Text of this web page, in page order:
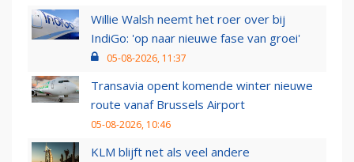
Willie Walsh neemt het roer over bij
IndiGo: 'op naar nieuwe fase van groei'
05-08-2026, 11:37
Transavia opent komende winter nieuwe
route vanaf Brussels Airport
05-08-2026, 10:46
KLM blijft net als veel andere